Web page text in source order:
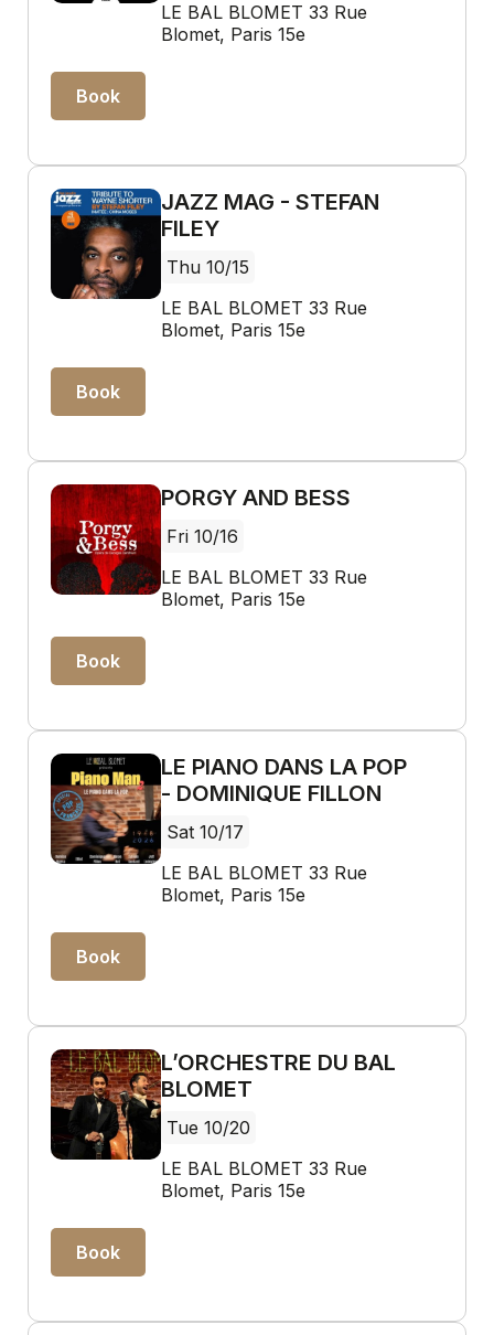
LE BAL BLOMET 33 Rue
Blomet, Paris 15e
Book
JAZZ MAG - STEFAN
FILEY
Thu 10/15
LE BAL BLOMET 33 Rue
Blomet, Paris 15e
Book
PORGY AND BESS
Fri 10/16
LE BAL BLOMET 33 Rue
Blomet, Paris 15e
Book
LE PIANO DANS LA POP
- DOMINIQUE FILLON
Sat 10/17
LE BAL BLOMET 33 Rue
Blomet, Paris 15e
Book
L’ORCHESTRE DU BAL
BLOMET
Tue 10/20
LE BAL BLOMET 33 Rue
Blomet, Paris 15e
Book